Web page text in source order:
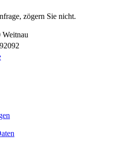
zögern Sie nicht.
Weitnau